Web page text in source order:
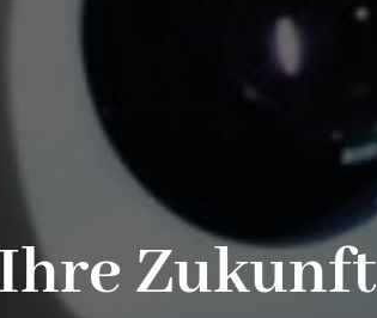
Zukunft